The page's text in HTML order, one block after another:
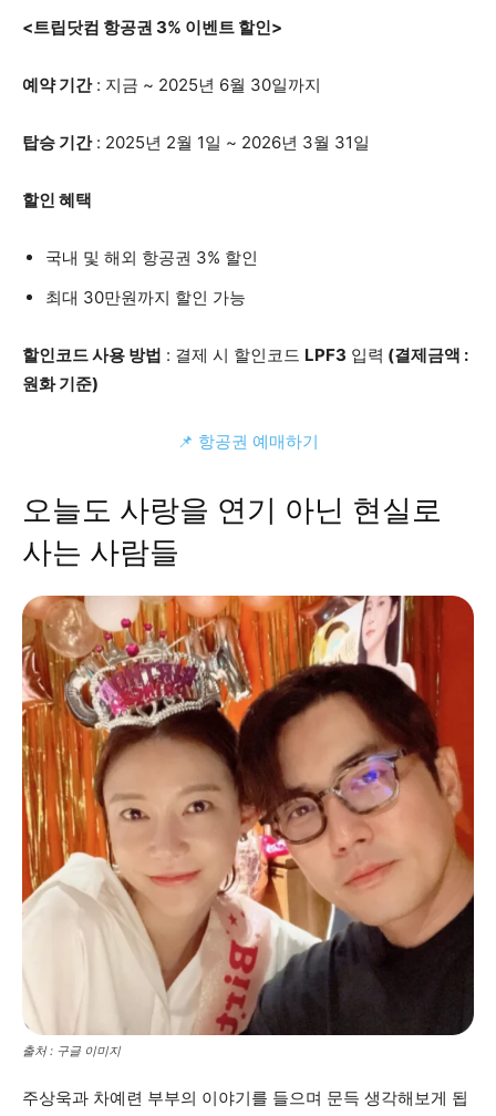
<트립닷컴 항공권 3% 이벤트 할인>
예약 기간: 지금 ~ 2025년 6월 30일까지
탑승 기간: 2025년 2월 1일 ~ 2026년 3월 31일
할인 혜택
국내 및 해외 항공권 3% 할인
최대 30만원까지 할인 가능
할인코드 사용 방법 : 결제 시 할인코드 LPF3 입력 (결제금액 :
원화 기준)
📌 항공권 예매하기
오늘도 사랑을 연기 아닌 현실로
사는 사람들
출처 : 구글 이미지
주상욱과 차예련 부부의 이야기를 들으며 문득 생각해보게 됩